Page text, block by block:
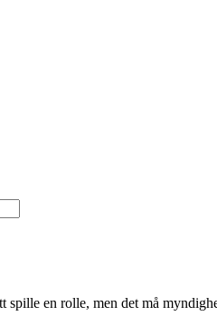
spille en rolle, men det må